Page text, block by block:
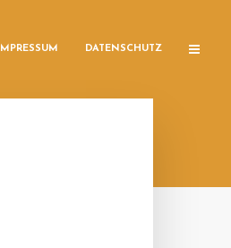
IMPRESSUM DATENSCHUTZ